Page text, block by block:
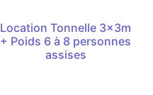
Location Tonnelle 3x3m
+ Poids 6 à 8 personnes
assises